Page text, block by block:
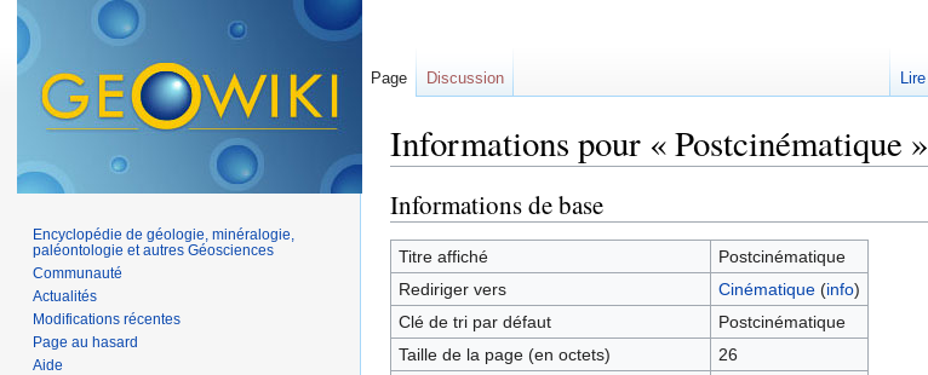
Informations pour « Postcinématique »
Informations de base
Titre affiché
Postcinématique
Rediriger vers
Cinématique(info)
Clé de tri par défaut
Postcinématique
Taille de la page (en octets)
26
Page Discussion Lire
Encyclopédie de géologie, minéralogie,
paléontologie et autres Géosciences
Communauté
Actualités
Modifications récentes
Page au hasard
Aide